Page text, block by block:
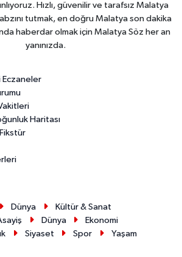
Hızlı, güvenilir ve tarafsız Malatya
tutmak, en doğru Malatya son dakika
haberdar olmak için Malatya Söz her an
yanınızda.
Haritası
Dünya
Kültür & Sanat
Dünya
Ekonomi
Siyaset Spor Yaşam